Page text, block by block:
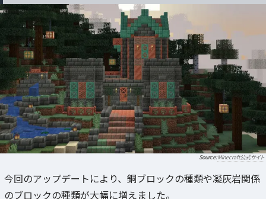
Minecraft公式サイト
今回のアップデートにより、銅ブロックの種類や凝灰岩関係
のブロックの種類が大幅に増えました。